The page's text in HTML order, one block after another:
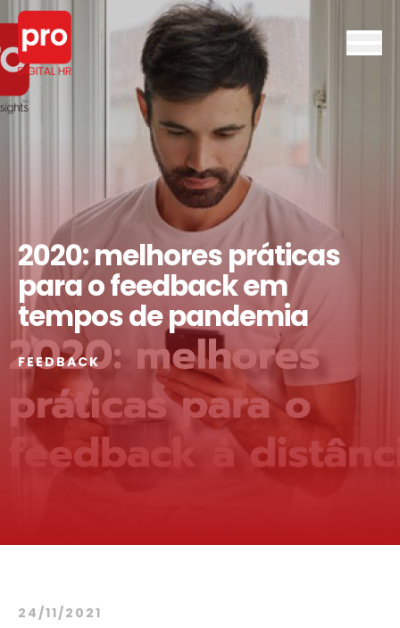
2020: melhores práticas
para o feedback em
tempos de pandemia
FEEDBACK
24/11/2021